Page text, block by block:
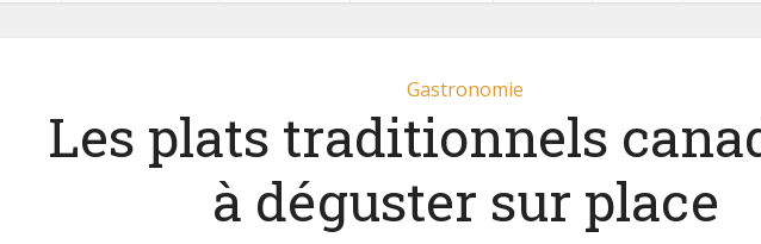
Gastronomie
Les plats traditionnels
à déguster sur place